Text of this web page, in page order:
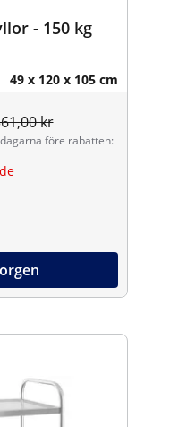
- 150 kg
49 x 120 x 105 cm
kr
före rabatten: